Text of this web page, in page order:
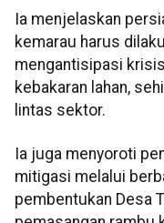
Ia menjelaskan
kemarau harus
mengantisipasi
kebakaran lahan,
lintas sektor.
Ia juga menyoroti
mitigasi melalui
pembentukan Desa